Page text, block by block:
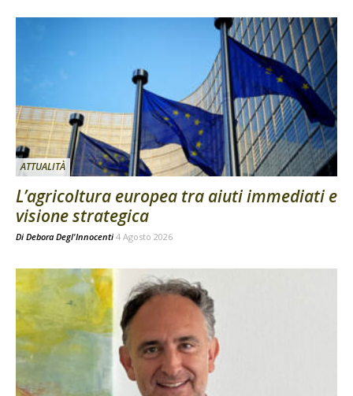
ATTUALITÀ
L’agricoltura europea tra aiuti immediati e
visione strategica
Di Debora Degl'Innocenti 4 Agosto 2026